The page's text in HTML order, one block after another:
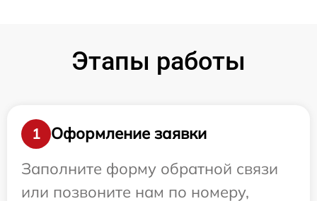
Этапы работы
1
Оформление заявки
Заполните форму обратной связи
или позвоните нам по номеру,